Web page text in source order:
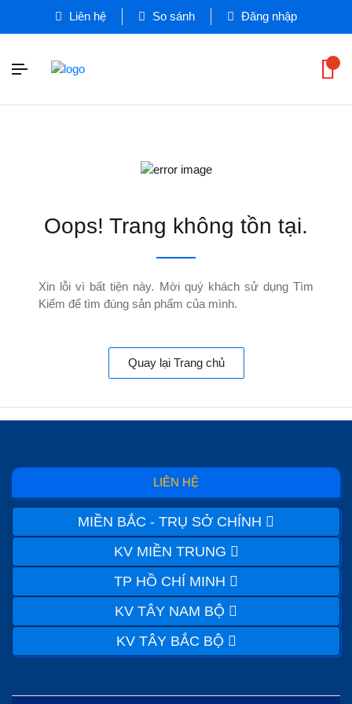
Liên hệ So sánh Đăng nhập
Oops! Trang không tồn tại.
Xin lỗi vì bất tiện này. Mời quý khách sử dụng Tìm
Kiếm để tìm đúng sản phẩm của mình.
Quay lại Trang chủ
LIÊN HỆ
MIỀN BẮC - TRỤ SỞ CHÍNH
KV MIỀN TRUNG
TP HỒ CHÍ MINH
KV TÂY NAM BỘ
KV TÂY BẮC BỘ